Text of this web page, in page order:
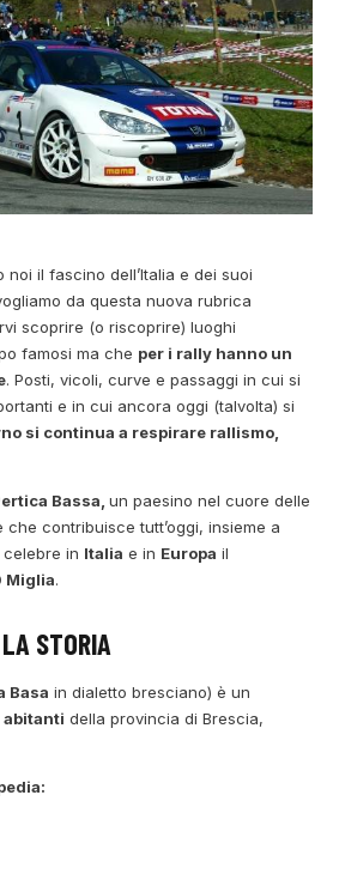
il fascino dell’Italia e dei suoi
da questa nuova rubrica
scoprire (o riscoprire) luoghi
famosi ma che per i rally hanno un
. Posti, vicoli, curve e passaggi in cui si
e in cui ancora oggi (talvolta) si
si continua a respirare rallismo,
Bassa,un paesino nel cuore delle
contribuisce tutt’oggi, insieme a
in Italia e in Europa il
Miglia.
STORIA
Basa in dialetto bresciano) è un
abitanti della provincia di Brescia,